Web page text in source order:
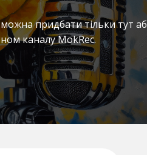
придбати тільки тут
каналу MokRec.